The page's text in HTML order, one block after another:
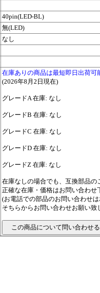
40pin(LED-BL)
無(LED)
なし
在庫ありの商品は最短即日出荷可
(2026年8月2日現在)
グレードA 在庫: なし
グレードB 在庫: なし
グレードC 在庫: なし
グレードD 在庫: なし
グレードZ 在庫: なし
在庫なしの場合でも、互換部品の
正確な在庫・価格はお問い合わせ
(お電話での部品のお問い合わせ
そちらからお問い合わせお願い致